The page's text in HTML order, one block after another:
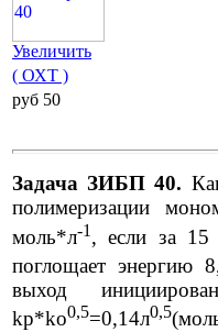
Увеличить
( ОХТ )
pуб 50
Задача ЗИБП 40.
полимеризации
моль*л-1 , если за 15
поглощает энергию
выход
kp*kо0,5=0,14л0,5